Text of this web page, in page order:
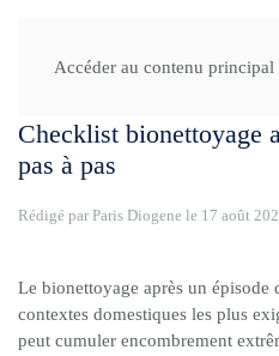
Accéder au contenu principal
Accueil Guides Checklist
Checklist bionettoyage
pas à pas
Rédigé par Paris Diogene le 17 août
Le bionettoyage après un épisode
contextes domestiques les plus
peut cumuler encombrement